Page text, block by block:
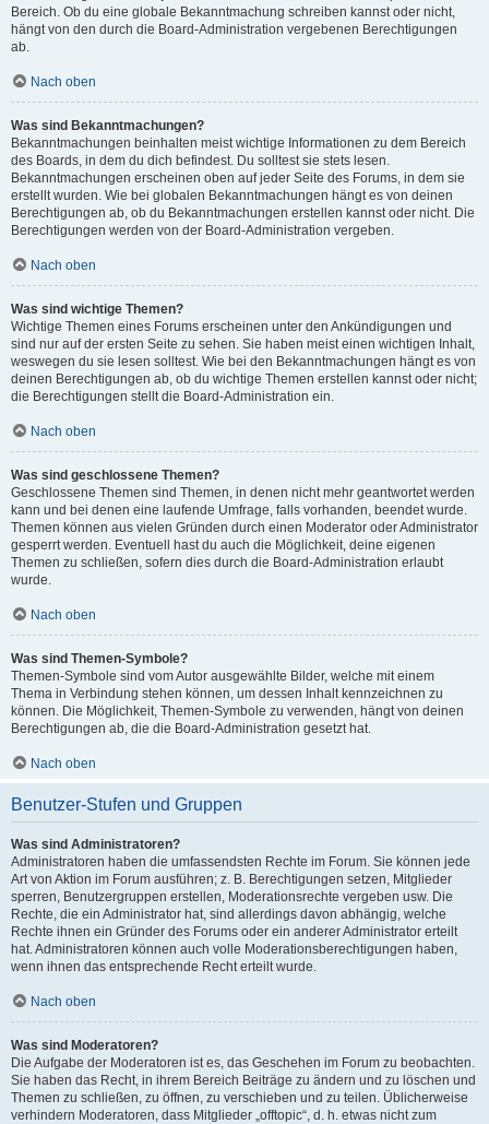
Bereich. Ob du eine globale Bekanntmachung schreiben kannst oder nicht,
hängt von den durch die Board-Administration vergebenen Berechtigungen
ab.
Nach oben
Was sind Bekanntmachungen?
Bekanntmachungen beinhalten meist wichtige Informationen zu dem Bereich
des Boards, in dem du dich befindest. Du solltest sie stets lesen.
Bekanntmachungen erscheinen oben auf jeder Seite des Forums, in dem sie
erstellt wurden. Wie bei globalen Bekanntmachungen hängt es von deinen
Berechtigungen ab, ob du Bekanntmachungen erstellen kannst oder nicht. Die
Berechtigungen werden von der Board-Administration vergeben.
Nach oben
Was sind wichtige Themen?
Wichtige Themen eines Forums erscheinen unter den Ankündigungen und
sind nur auf der ersten Seite zu sehen. Sie haben meist einen wichtigen Inhalt,
weswegen du sie lesen solltest. Wie bei den Bekanntmachungen hängt es von
deinen Berechtigungen ab, ob du wichtige Themen erstellen kannst oder nicht;
die Berechtigungen stellt die Board-Administration ein.
Nach oben
Was sind geschlossene Themen?
Geschlossene Themen sind Themen, in denen nicht mehr geantwortet werden
kann und bei denen eine laufende Umfrage, falls vorhanden, beendet wurde.
Themen können aus vielen Gründen durch einen Moderator oder Administrator
gesperrt werden. Eventuell hast du auch die Möglichkeit, deine eigenen
Themen zu schließen, sofern dies durch die Board-Administration erlaubt
wurde.
Nach oben
Was sind Themen-Symbole?
Themen-Symbole sind vom Autor ausgewählte Bilder, welche mit einem
Thema in Verbindung stehen können, um dessen Inhalt kennzeichnen zu
können. Die Möglichkeit, Themen-Symbole zu verwenden, hängt von deinen
Berechtigungen ab, die die Board-Administration gesetzt hat.
Nach oben
Benutzer-Stufen und Gruppen
Was sind Administratoren?
Administratoren haben die umfassendsten Rechte im Forum. Sie können jede
Art von Aktion im Forum ausführen; z. B. Berechtigungen setzen, Mitglieder
sperren, Benutzergruppen erstellen, Moderationsrechte vergeben usw. Die
Rechte, die ein Administrator hat, sind allerdings davon abhängig, welche
Rechte ihnen ein Gründer des Forums oder ein anderer Administrator erteilt
hat. Administratoren können auch volle Moderationsberechtigungen haben,
wenn ihnen das entsprechende Recht erteilt wurde.
Nach oben
Was sind Moderatoren?
Die Aufgabe der Moderatoren ist es, das Geschehen im Forum zu beobachten.
Sie haben das Recht, in ihrem Bereich Beiträge zu ändern und zu löschen und
Themen zu schließen, zu öffnen, zu verschieben und zu teilen. Üblicherweise
verhindern Moderatoren, dass Mitglieder „offtopic“, d. h. etwas nicht zum